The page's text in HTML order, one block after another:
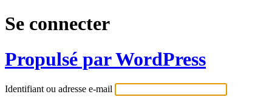
Se connecter
Propulsé par WordPress
Identifiant ou adresse e-mail